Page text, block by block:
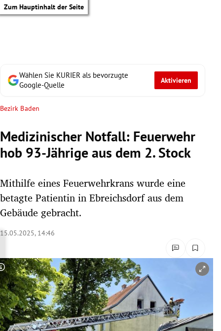
Zum Hauptinhalt der Seite
Untermenü
Untermenü
Untermenü
Untermenü
Untermenü
Wählen Sie KURIER als bevorzugte
Google-Quelle
Aktivieren
Bezirk Baden
Medizinischer Notfall: Feuerwehr
hob 93-Jährige aus dem 2. Stock
Mithilfe eines Feuerwehrkrans wurde eine
betagte Patientin in Ebreichsdorf aus dem
Gebäude gebracht.
15.05.2025, 14:46
Copyright-Hinweis öffnen/schließen